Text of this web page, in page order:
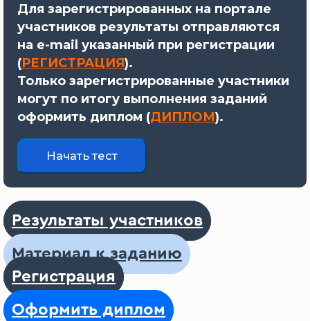
Для зарегистрированных на портале
участников результаты отправляются
на e-mail указанный при регистрации
(РЕГИСТРАЦИЯ).
Только зарегистрированные участники
могут по итогу выполнения заданий
оформить диплом (ДИПЛОМ).
Результаты участников
Материал к заданию
Регистрация
Оформить диплом